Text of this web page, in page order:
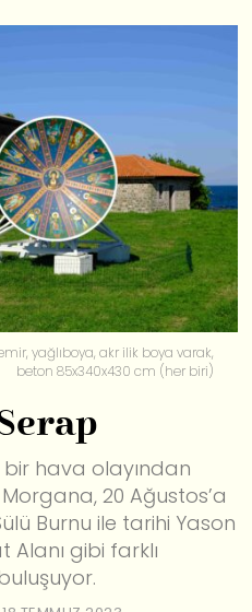
yağlıboya, akr ilik boya varak,
beton 85x340x430 cm (her biri)
bir hava olayından
20 Ağustos’a
Burnu ile tarihi Yason
Alanı gibi farklı